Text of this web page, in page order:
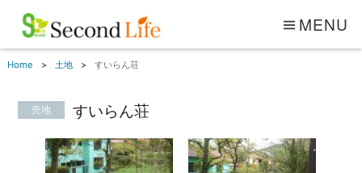
MENU
Home 土地 すいらん荘
売地 すいらん荘